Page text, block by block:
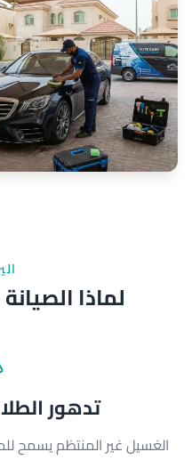
لماذا
تدهور
الغسيل غير المنتظم يسمح